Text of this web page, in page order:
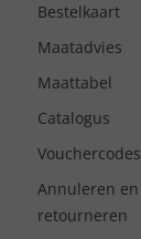
Bestelkaart
Maatadvies
Maattabel
Catalogus
Vouchercodes
Annuleren en
retourneren